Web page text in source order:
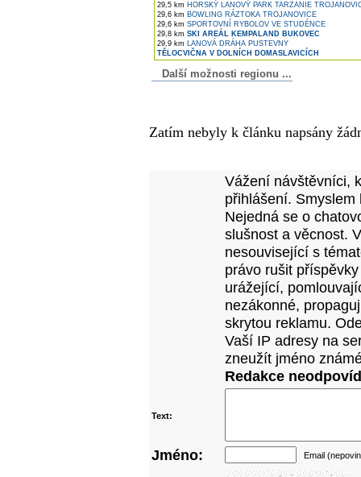
29,5 km HORSKÝ LANOVÝ PARK TARZANIE
29,6 km BOWLING RÁZTOKA TROJANOVICE
29,6 km SPORTOVNÍ RYBOLOV VE STUDÉNCE
29,8 km SKI AREÁL KEMPALAND BUKOVEC
29,9 km LANOVÁ DRÁHA PUSTEVNY
TĚLOCVIČNA V DOLNÍCH DOMASLAVICÍCH
Další možnosti regionu ...
Zatím nebyly k článku napsány
Vážení návštěvníci,
přihlášení.
Nejedná se o
slušnost a věcnost.
nesouvisející s
právo rušit
urážející,
nezákonné,
skrytou reklamu.
Vaší IP adresy na
zneužít jméno
Redakce
Text:
Jméno: Email